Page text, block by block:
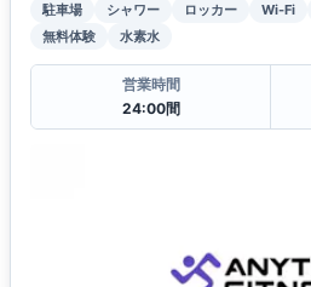
駐車場 シャワー ロッカー Wi-Fi
無料体験
水素水
営業時間
24:00間